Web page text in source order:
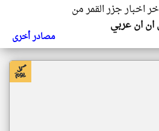
اخبار جزر القمر من
ان عربي
مصادر أخرى